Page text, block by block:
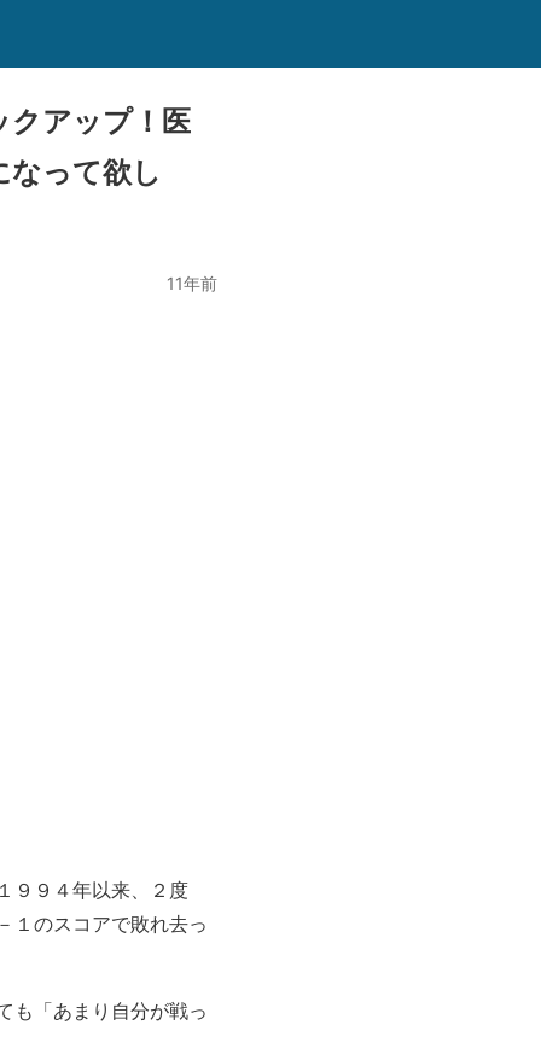
クアップ！医
なって欲し
11年前
９９４年以来、２度
１のスコアで敗れ去っ
も「あまり自分が戦っ